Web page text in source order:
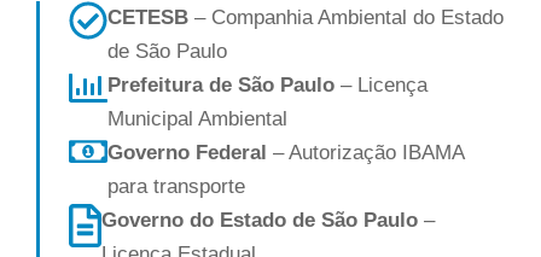
CETESB – Companhia Ambiental do Estado
de São Paulo
Prefeitura de São Paulo – Licença
Municipal Ambiental
Governo Federal – Autorização IBAMA
para transporte
Governo do Estado de São Paulo –